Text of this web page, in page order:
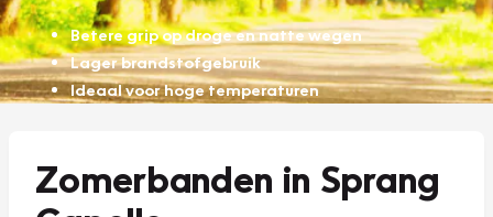
Betere grip op droge en natte wegen
Lager brandstofgebruik
Ideaal voor hoge temperaturen
Zomerbanden in Sprang